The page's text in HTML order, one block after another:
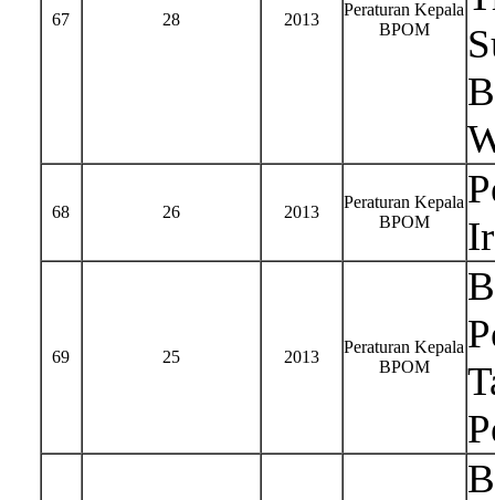
67 28 2013
Peraturan Kepala
BPOM
68 26 2013
Peraturan Kepala
BPOM
69 25 2013
Peraturan Kepala
BPOM